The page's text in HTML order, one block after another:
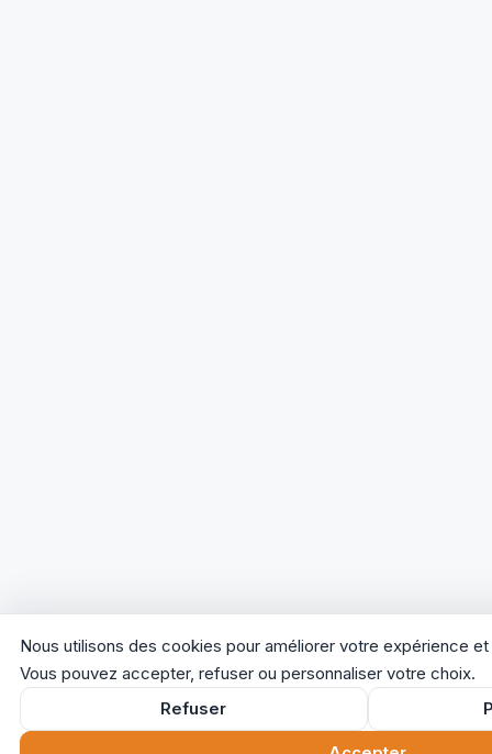
Nous utilisons des cookies pour améliorer votre expérience et
Vous pouvez accepter, refuser ou personnaliser votre choix.
Refuser